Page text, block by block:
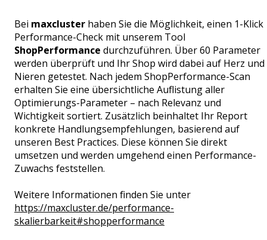
Bei maxcluster haben Sie die Möglichkeit, einen 1-Klick
Performance-Check mit unserem Tool
ShopPerformance durchzuführen. Über 60 Parameter
werden überprüft und Ihr Shop wird dabei auf Herz und
Nieren getestet. Nach jedem ShopPerformance-Scan
erhalten Sie eine übersichtliche Auflistung aller
Optimierungs-Parameter – nach Relevanz und
Wichtigkeit sortiert. Zusätzlich beinhaltet Ihr Report
konkrete Handlungsempfehlungen, basierend auf
unseren Best Practices. Diese können Sie direkt
umsetzen und werden umgehend einen Performance-
Zuwachs feststellen.
Weitere Informationen finden Sie unter
https://maxcluster.de/performance-
skalierbarkeit#shopperformance